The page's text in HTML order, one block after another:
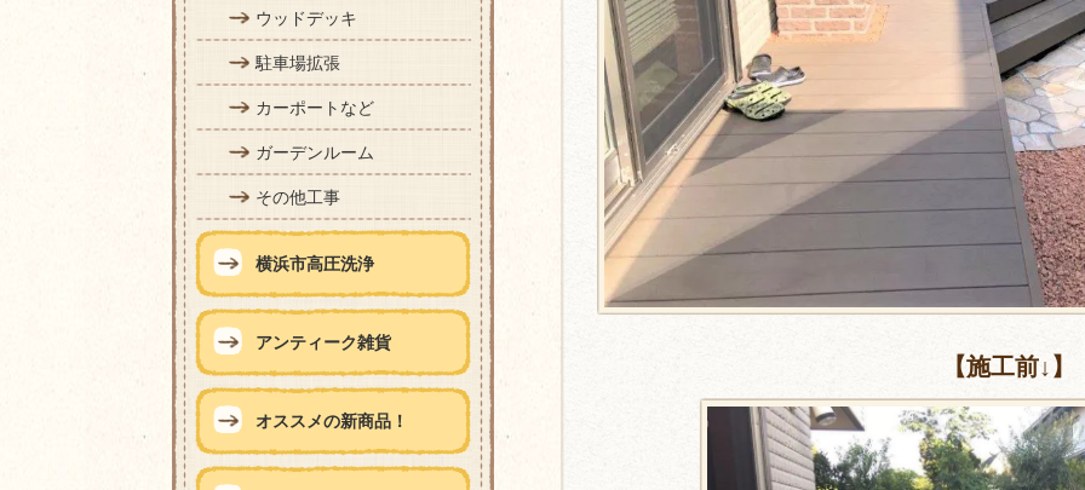
【施工前↓】
ウッドデッキ
駐車場拡張
カーポートなど
ガーデンルーム
その他工事
横浜市高圧洗浄
アンティーク雑貨
オススメの新商品！